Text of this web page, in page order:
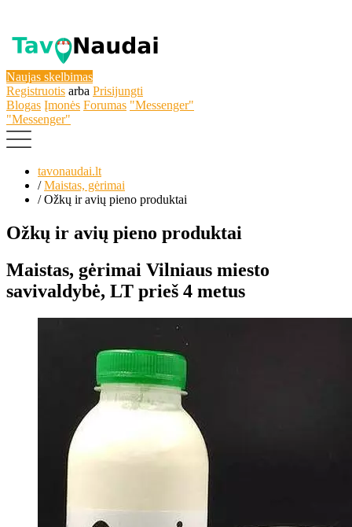
Naujas skelbimas
Registruotis arba Prisijungti
Blogas Įmonės Forumas "Messenger"
"Messenger"
tavonaudai.lt
/Maistas, gėrimai
/Ožkų ir avių pieno produktai
Ožkų ir avių pieno produktai
Maistas, gėrimai Vilniaus miesto
savivaldybė, LT prieš 4 metus